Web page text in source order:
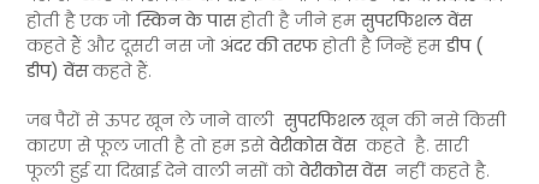
होती है एक जोस्किन के पासहोती है जीने हमसुपरफिशल वेंस
कहते हैं और दूसरी नस जो अंदर की तरफहोती है जिन्हें हमडीप (
डीप) वेंसकहते हैं.
जब पैरों से ऊपर खून ले जाने वालीसुपरफिशलखून की नसे किसी
कारण से फूल जाती है तो हम इसेवेरीकोस वेंसकहते है. सारी
फूली हुई या दिखाई देने वाली नसों कोवेरीकोस वेंसनहीं कहते है.